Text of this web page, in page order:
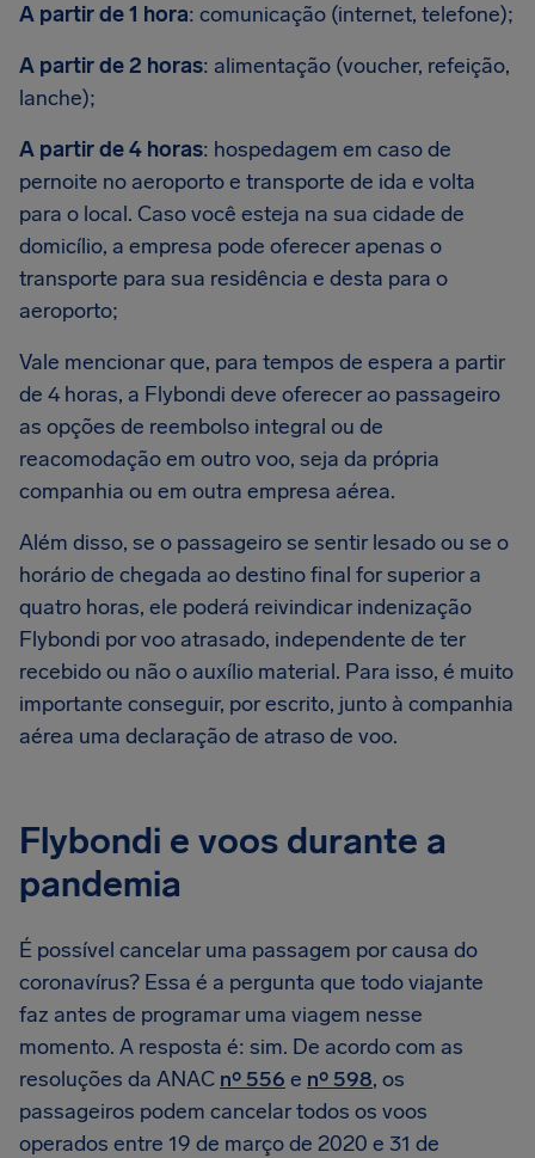
A partir de 1 hora: comunicação (internet, telefone);
A partir de 2 horas: alimentação (voucher, refeição,
lanche);
A partir de 4 horas: hospedagem em caso de
pernoite no aeroporto e transporte de ida e volta
para o local. Caso você esteja na sua cidade de
domicílio, a empresa pode oferecer apenas o
transporte para sua residência e desta para o
aeroporto;
Vale mencionar que, para tempos de espera a partir
de 4 horas, a Flybondi deve oferecer ao passageiro
as opções de reembolso integral ou de
reacomodação em outro voo, seja da própria
companhia ou em outra empresa aérea.
Além disso, se o passageiro se sentir lesado ou se o
horário de chegada ao destino final for superior a
quatro horas, ele poderá reivindicar indenização
Flybondi por voo atrasado, independente de ter
recebido ou não o auxílio material. Para isso, é muito
importante conseguir, por escrito, junto à companhia
aérea uma declaração de atraso de voo.
Flybondi e voos durante a
pandemia
É possível cancelar uma passagem por causa do
coronavírus? Essa é a pergunta que todo viajante
faz antes de programar uma viagem nesse
momento. A resposta é: sim. De acordo com as
resoluções da ANAC nº 556 e nº 598, os
passageiros podem cancelar todos os voos
operados entre 19 de março de 2020 e 31 de